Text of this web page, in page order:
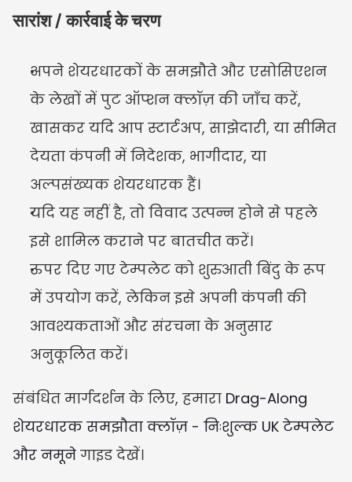
सारांश / कार्रवाई के चरण
अपने शेयरधारकों के समझौते और एसोसिएशन
के लेखों में पुट ऑप्शन क्लॉज़ की जाँच करें,
खासकर यदि आप स्टार्टअप, साझेदारी, या सीमित
देयता कंपनी में निदेशक, भागीदार, या
अल्पसंख्यक शेयरधारक हैं।
यदि यह नहीं है, तो विवाद उत्पन्न होने से पहले
इसे शामिल कराने पर बातचीत करें।
ऊपर दिए गए टेम्पलेट को शुरुआती बिंदु के रूप
में उपयोग करें, लेकिन इसे अपनी कंपनी की
आवश्यकताओं और संरचना के अनुसार
अनुकूलित करें।
संबंधित मार्गदर्शन के लिए, हमारा Drag-Along
शेयरधारक समझौता क्लॉज़ - निःशुल्क UK टेम्पलेट
और नमूने गाइड देखें।